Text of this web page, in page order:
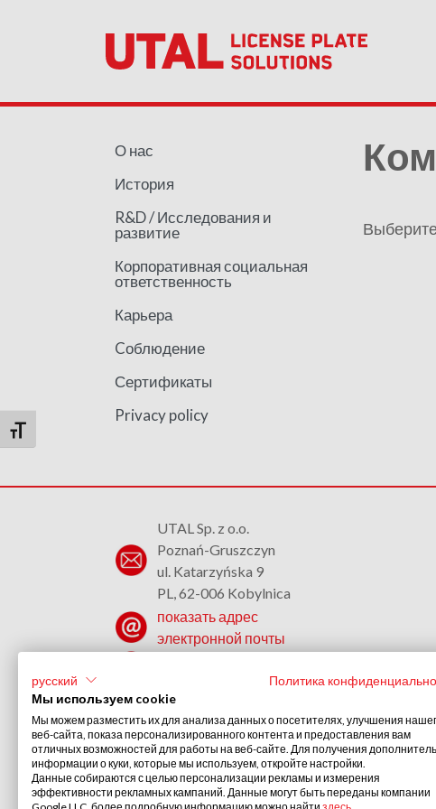
Переключить на увеличенный шрифт
О нас
История
R&D / Исследования и
развитие
Корпоративная социальная
ответственность
Карьера
Cоблюдение
Сертификаты
Privacy policy
UTAL Sp. z o.o.
Poznań-Gruszczyn
ul. Katarzyńska 9
PL, 62-006 Kobylnica
показать адрес
электронной почты
русский
Политика
Мы используем cookie
Мы можем разместить их для анализа данных о посетителях, улучшения
веб-сайта, показа персонализированного контента и предоставления вам
отличных возможностей для работы на веб-сайте. Для получения
информации о куки, которые мы используем, откройте настройки.
Данные собираются с целью персонализации рекламы и измерения
эффективности рекламных кампаний. Данные могут быть переданы компании